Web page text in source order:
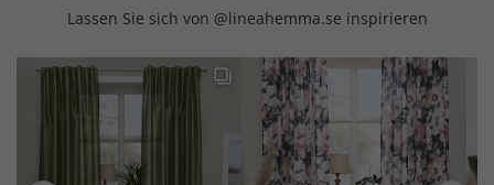
Lassen Sie sich von @lineahemma.se inspirieren